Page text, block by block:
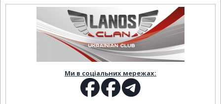
Ми в соціальних мережах: